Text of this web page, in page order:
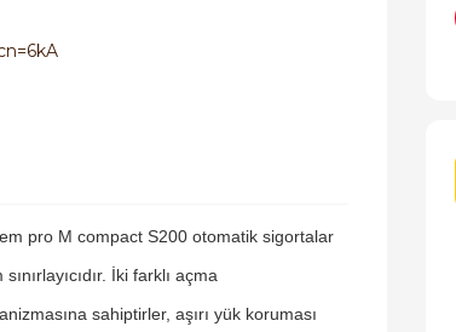
pro M compact S200 otomatik sigortalar
sınırlayıcıdır. İki farklı açma
sahiptirler, aşırı yük koruması